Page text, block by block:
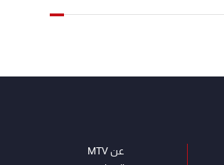
عن MTV